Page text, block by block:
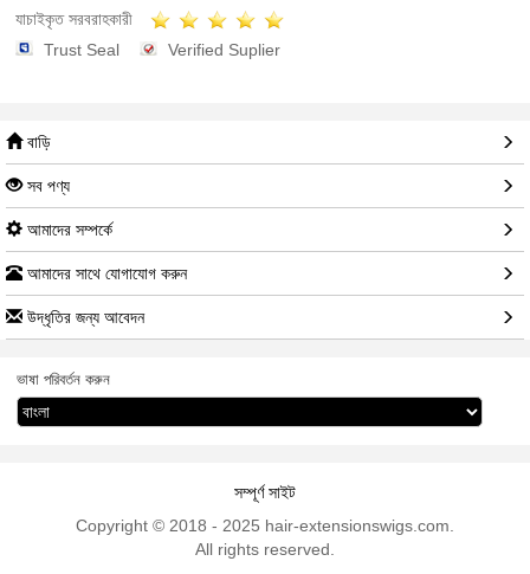
যাচাইকৃত সরবরাহকারী
Trust Seal
Verified Suplier
বাড়ি
সব পণ্য
আমাদের সম্পর্কে
আমাদের সাথে যোগাযোগ করুন
উদ্ধৃতির জন্য আবেদন
ভাষা পরিবর্তন করুন
সম্পূর্ণ সাইট
Copyright © 2018 - 2025 hair-extensionswigs.com.
All rights reserved.